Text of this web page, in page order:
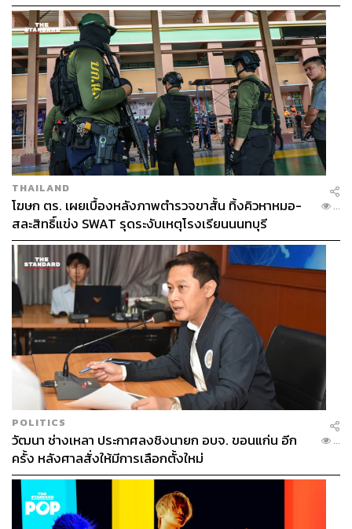
THAILAND
โฆษก ตร. เผยเบื้องหลังภาพตำรวจขาสั้น ทิ้งคิวหาหมอ-
สละสิทธิ์แข่ง SWAT รุดระงับเหตุโรงเรียนนนทบุรี
...
POLITICS
วัฒนา ช่างเหลา ประกาศลงชิงนายก อบจ. ขอนแก่น อีก
ครั้ง หลังศาลสั่งให้มีการเลือกตั้งใหม่
...